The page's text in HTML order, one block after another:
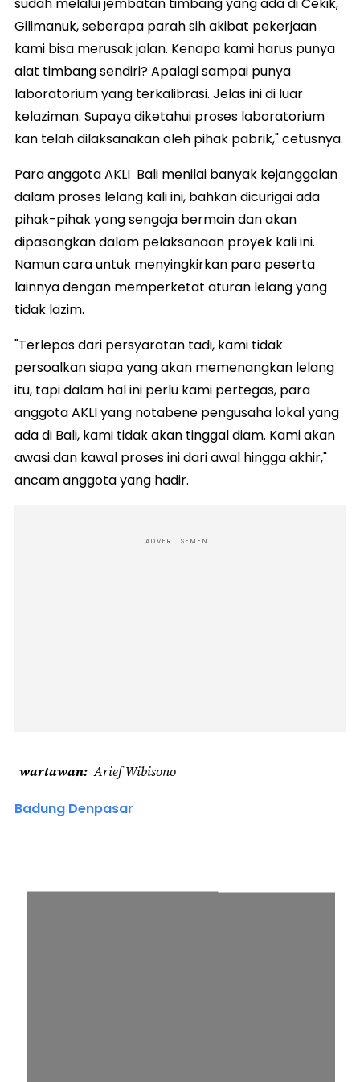
Gilimanuk, seberapa parah sih akibat pekerjaan
kami bisa merusak jalan. Kenapa kami harus punya
alat timbang sendiri? Apalagi sampai punya
laboratorium yang terkalibrasi. Jelas ini di luar
kelaziman. Supaya diketahui proses laboratorium
kan telah dilaksanakan oleh pihak pabrik," cetusnya.
Para anggota AKLI Bali menilai banyak kejanggalan
dalam proses lelang kali ini, bahkan dicurigai ada
pihak-pihak yang sengaja bermain dan akan
dipasangkan dalam pelaksanaan proyek kali ini.
Namun cara untuk menyingkirkan para peserta
lainnya dengan memperketat aturan lelang yang
tidak lazim.
"Terlepas dari persyaratan tadi, kami tidak
persoalkan siapa yang akan memenangkan lelang
itu, tapi dalam hal ini perlu kami pertegas, para
anggota AKLI yang notabene pengusaha lokal yang
ada di Bali, kami tidak akan tinggal diam. Kami akan
awasi dan kawal proses ini dari awal hingga akhir,"
ancam anggota yang hadir.
ADVERTISEMENT
wartawan Arief Wibisono
Badung Denpasar